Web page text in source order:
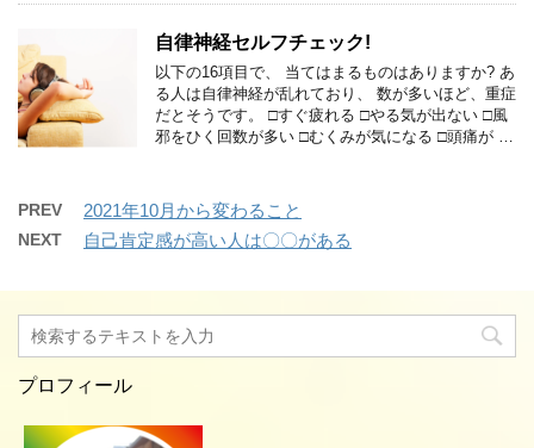
自律神経セルフチェック!
以下の16項目で、 当てはまるものはありますか? あ
る人は自律神経が乱れており、 数が多いほど、重症
だとそうです。 □すぐ疲れる □やる気が出ない □風
邪をひく回数が多い □むくみが気になる □頭痛が …
PREV 2021年10月から変わること
NEXT 自己肯定感が高い人は〇〇がある
プロフィール